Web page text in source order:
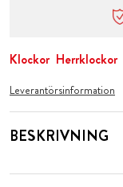
Klockor Herrklockor
Leverantörsinformation
BESKRIVNING